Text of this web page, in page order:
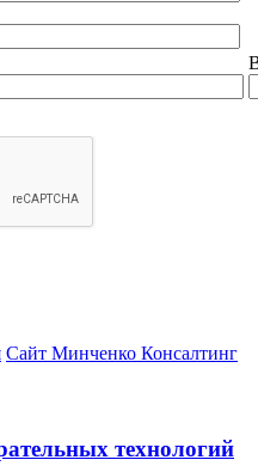
Сайт Минченко Консалтинг
технологий